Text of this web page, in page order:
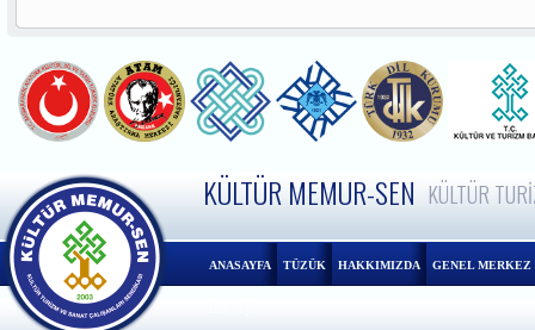
KÜLTÜR MEMUR-SEN KÜLTÜR
ANASAYFA TÜZÜK HAKKIMIZDA GENEL